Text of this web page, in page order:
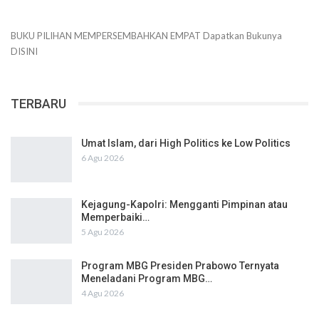
BUKU PILIHAN MEMPERSEMBAHKAN EMPAT Dapatkan Bukunya
DISINI
TERBARU
Umat Islam, dari High Politics ke Low Politics
6 Agu 2026
Kejagung-Kapolri: Mengganti Pimpinan atau
Memperbaiki…
5 Agu 2026
Program MBG Presiden Prabowo Ternyata
Meneladani Program MBG…
4 Agu 2026